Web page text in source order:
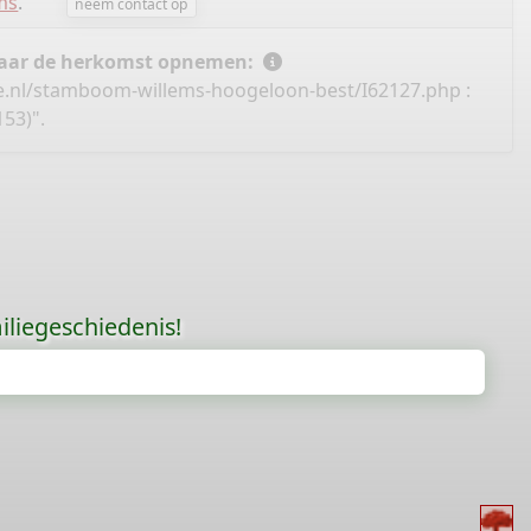
de herkomst opnemen:
stamboom-willems-hoogeloon-best/I62127.php :